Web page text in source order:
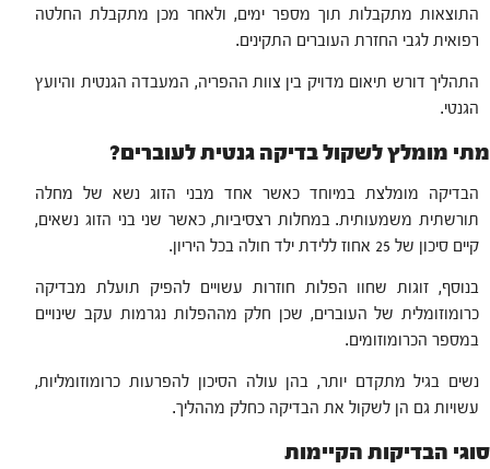
התוצאות מתקבלות תוך מספר ימים, ולאחר מכן מתקבלת החלטה
רפואית לגבי החזרת העוברים התקינים.
התהליך דורש תיאום מדויק בין צוות ההפריה, המעבדה הגנטית והיועץ
הגנטי.
מתי מומלץ לשקול בדיקה גנטית לעוברים?
הבדיקה מומלצת במיוחד כאשר אחד מבני הזוג נשא של מחלה
תורשתית משמעותית. במחלות רצסיביות, כאשר שני בני הזוג נשאים,
קיים סיכון של 25 אחוז ללידת ילד חולה בכל היריון.
בנוסף, זוגות שחוו הפלות חוזרות עשויים להפיק תועלת מבדיקה
כרומוזומלית של העוברים, שכן חלק מההפלות נגרמות עקב שינויים
במספר הכרומוזומים.
נשים בגיל מתקדם יותר, בהן עולה הסיכון להפרעות כרומוזומליות,
עשויות גם הן לשקול את הבדיקה כחלק מההליך.
סוגי הבדיקות הקיימות